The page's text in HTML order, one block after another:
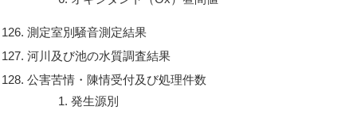
測定室別騒音測定結果
河川及び池の水質調査結果
公害苦情・陳情受付及び処理件数
発生源別